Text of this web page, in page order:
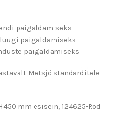
paigaldamiseks
paigaldamiseks
paigaldamiseks
Metsjö standarditele
mm esisein, 124625-Röd